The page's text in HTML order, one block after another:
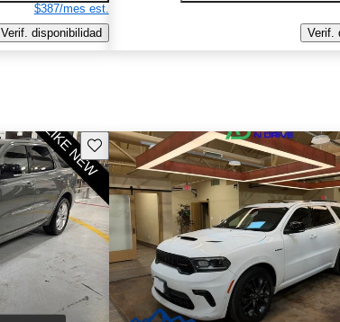
$387/mes est.
Verif. disponibilidad
Verif.
Guarda este Aviso